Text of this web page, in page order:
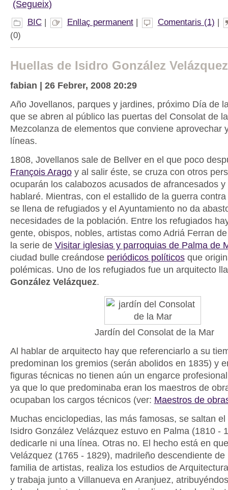
(Segueix)
BIC| Enllaç permanent| Comentaris (1) |
(0)
Huellas de Isidro González
fabian | 26 Febrer, 2008 20:29
Año Jovellanos, parques y jardines, próximo Día de
que se abren al público las puertas del Consolat de
Mezcolanza de elementos que conviene aprovechar
líneas.
1808, Jovellanos sale de Bellver en el que poco
François Aragoy al salir éste, se cruza con otros
ocuparán los calabozos acusados de afrancesados
hablaré. Mientras, con el estallido de la guerra
se llena de refugiados y el Ayuntamiento no da
necesidades de la población. Entre los refugiados
gente, obispos, nobles, artistas como Adriá Ferran
la serie de Visitar iglesias y parroquias de Palma de
ciudad bulle creándose periódicos políticosque
polémicas. Uno de los refugiados fue un arquitecto
González Velázquez.
Jardín del Consolat de la Mar
Al hablar de arquitecto hay que referenciarlo a su
predominan los gremios (serán abolidos en 1835) y
figuras técnicas no tienen aún un engarce
ya que lo que predominaba eran los maestros de
ocupaban los cargos técnicos (ver: Maestros de
Muchas enciclopedias, las más famosas, se saltan
Isidro González Velázquez estuvo en Palma (1810 -
dedicarle ni una línea. Otras no. El hecho está en
Velázquez (1765 - 1829), madrileño descendiente de
familia de artistas, realiza los estudios de
y trabaja junto a Villanueva en Aranjuez,